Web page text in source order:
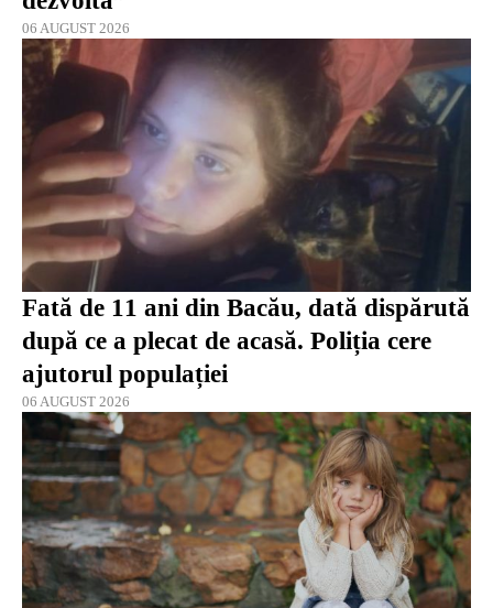
06 AUGUST 2026
Fată de 11 ani din Bacău, dată dispărută
după ce a plecat de acasă. Poliția cere
ajutorul populației
06 AUGUST 2026